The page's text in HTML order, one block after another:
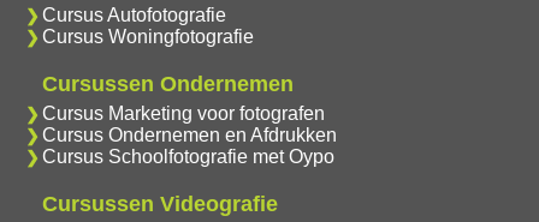
Cursus Autofotografie
Cursus Woningfotografie
Cursussen Ondernemen
Cursus Marketing voor fotografen
Cursus Ondernemen en Afdrukken
Cursus Schoolfotografie met Oypo
Cursussen Videografie